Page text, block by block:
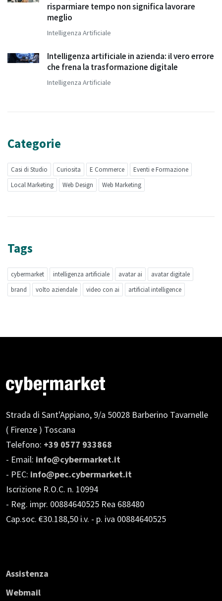
risparmiare tempo non significa lavorare
meglio
Intelligenza Artificiale
Intelligenza artificiale in azienda: il vero errore
che frena la trasformazione digitale
Intelligenza Artificiale
Categorie
Casi di Studio Curiosita E Commerce
Eventi e Formazione
Local Marketing
Web Design Web Marketing
Tags
cybermarket intelligenza artificiale avatar ai
avatar digitale
brand
volto aziendale video con ai artificial intelligence
Strada di Sant'Appiano, 9/a 50028 Barberino Tavarnelle
( Firenze ) Toscana
Telefono: +39 0577 933868
- Email: info@cybermarket.it
- PEC: info@pec.cybermarket.it
Iscrizione R.O.C. n. 10994
- Reg. impr. 00884640525 Rea 688480
Cap.soc. €30.188,50 i.v. - p. iva 00884640525
Assistenza
Webmail